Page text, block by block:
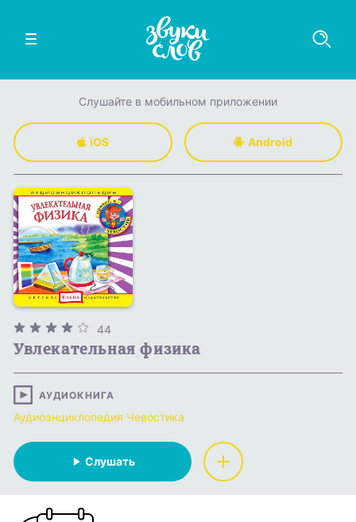
Слушайте в мобильном приложении
iOS Android
44
Увлекательная физика
АУДИОКНИГА
Аудиоэнциклопедия Чевостика
Слушать